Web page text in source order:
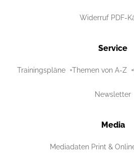
Widerruf PDF-
Service
Trainingspläne Themen von A-Z
Newsletter
Media
Mediadaten Print &